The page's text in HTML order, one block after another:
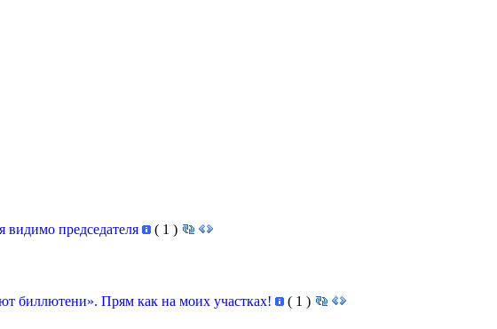
видимо председателя ( 1 )
биллютени». Прям как на моих участках! ( 1 )